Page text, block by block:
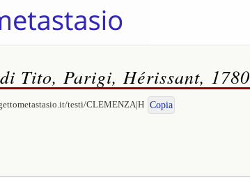
Tito, Parigi, Hérissant, 1780
testi/CLEMENZA|H Copia